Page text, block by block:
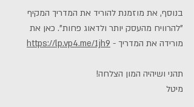
בנוסף, את מוזמנת להוריד את המדריך המקיף
"להרוויח מהעסק יותר ולדאוג פחות". כאן את
מורידה את המדריך - https://lp.vp4.me/1jh9
תהני ושיהיה המון הצלחה!
מיטל